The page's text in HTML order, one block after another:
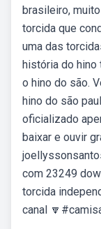
brasileiro,
torcida que
uma das
história do
o hino do são.
hino do são
oficializado
baixar e ouvir
com 23249
torcida
canal